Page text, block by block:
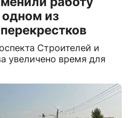
из
Строителей и
увеличено время для